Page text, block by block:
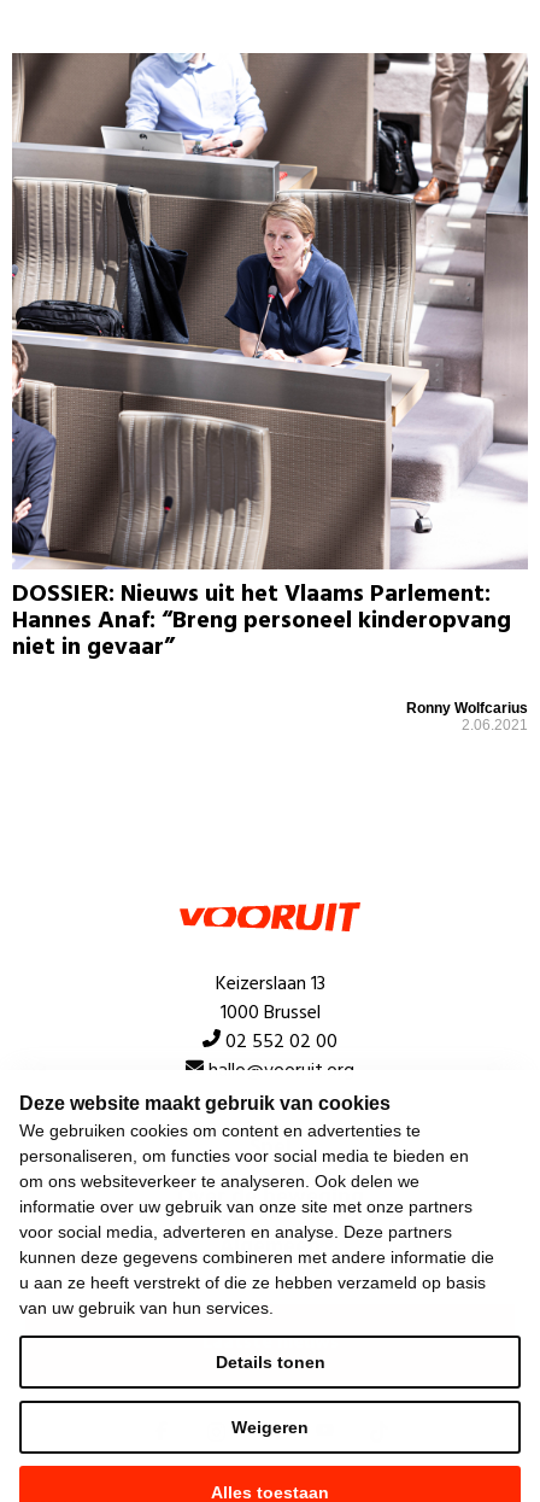
Deze website maakt gebruik van cookies
We gebruiken cookies om content en advertenties te
personaliseren, om functies voor social media te bieden en
om ons websiteverkeer te analyseren. Ook delen we
informatie over uw gebruik van onze site met onze partners
voor social media, adverteren en analyse. Deze partners
kunnen deze gegevens combineren met andere informatie die
u aan ze heeft verstrekt of die ze hebben verzameld op basis
van uw gebruik van hun services.
Alles toestaan
Weigeren
Details tonen
DOSSIER: Nieuws uit het Vlaams Parlement:
Hannes Anaf: “Breng personeel kinderopvang
niet in gevaar”
Ronny Wolfcarius
2.06.2021
Keizerslaan 13
1000 Brussel
02 552 02 00
hallo@vooruit.org
Snel
Over de beweging
Algemeen
Laatste nieuws